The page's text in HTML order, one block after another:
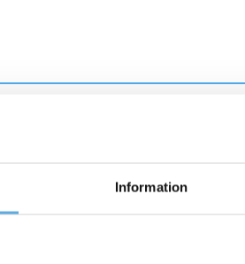
Information